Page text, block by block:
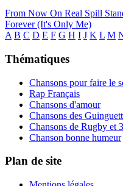
From Now On Real Spill
Forever (It's Only Me)
A B C D E F G H I J K L M
Thématiques
Chansons pour faire le
Rap Français
Chansons d'amour
Chansons des
Chansons de Rugby et
Chanson bonne humeur
Plan de site